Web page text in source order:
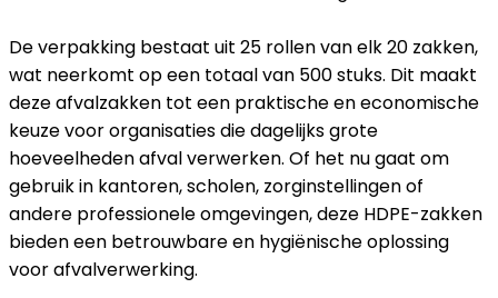
De verpakking bestaat uit 25 rollen van elk 20 zakken,
wat neerkomt op een totaal van 500 stuks. Dit maakt
deze afvalzakken tot een praktische en economische
keuze voor organisaties die dagelijks grote
hoeveelheden afval verwerken. Of het nu gaat om
gebruik in kantoren, scholen, zorginstellingen of
andere professionele omgevingen, deze HDPE-zakken
bieden een betrouwbare en hygiënische oplossing
voor afvalverwerking.